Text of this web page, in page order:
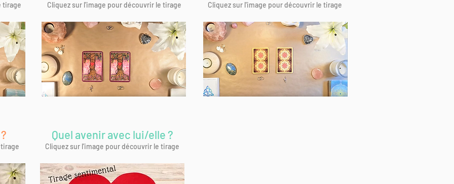
tirage Cliquez sur l'image pour découvrir le tirage Cliquez sur l'image pour découvrir le tirage
Quel avenir avec lui/elle ?
Cliquez sur l'image pour découvrir le tirage